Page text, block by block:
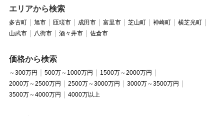
エリアから検索
多古町 旭市 匝瑳市 成田市 富里市 芝山町 神崎町
横芝光町
山武市
八街市 酒々井市 佐倉市
価格から検索
～300万円 500万～1000万円
1500万～2000万円
2000万～2500万円
2500万～3000万円
3000万～3500万円
3500万～4000万円
4000万以上